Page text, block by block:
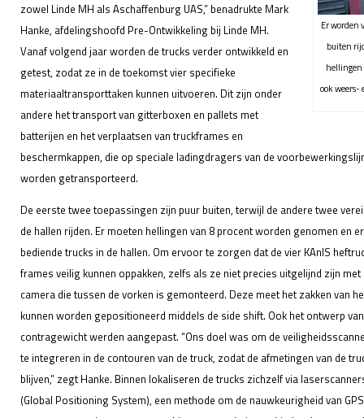
Er worden
buiten
hellingen
ook
zowel Linde MH als Aschaffenburg UAS,” benadrukte Mark
Hanke, afdelingshoofd Pre-Ontwikkeling bij Linde MH.
Vanaf volgend jaar worden de trucks verder ontwikkeld en
getest, zodat ze in de toekomst vier specifieke
materiaaltransporttaken kunnen uitvoeren. Dit zijn onder
andere het transport van gitterboxen en pallets met
batterijen en het verplaatsen van truckframes en
beschermkappen, die op speciale ladingdragers van de
worden getransporteerd.
De eerste twee toepassingen zijn puur buiten, terwijl de andere twee
de hallen rijden. Er moeten hellingen van 8 procent worden genomen en
bediende trucks in de hallen. Om ervoor te zorgen dat de vier KAnIS
frames veilig kunnen oppakken, zelfs als ze niet precies uitgelijnd zijn
camera die tussen de vorken is gemonteerd. Deze meet het zakken van
kunnen worden gepositioneerd middels de side shift. Ook het ontwerp
contragewicht werden aangepast. “Ons doel was om de
te integreren in de contouren van de truck, zodat de afmetingen van de
blijven,” zegt Hanke. Binnen lokaliseren de trucks zichzelf via
(Global Positioning System), een methode om de nauwkeurigheid van